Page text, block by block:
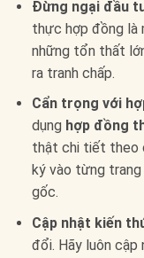
Đừng ngại đầu
thực hợp đồng là
những tổn thất
ra tranh chấp.
Cẩn trọng với
dụng hợp đồng
thật chi tiết theo
ký vào từng
gốc.
Cập nhật kiến
đổi. Hãy luôn